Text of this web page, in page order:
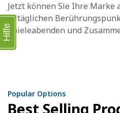
Jetzt können Sie Ihre Marke
alltäglichen
Spieleabenden und
Popular Options
Best Selling
Hilfe